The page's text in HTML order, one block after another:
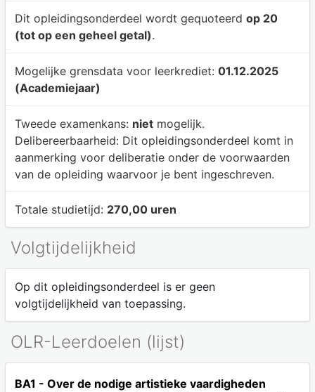
Dit opleidingsonderdeel wordt gequoteerd op 20
(tot op een geheel getal).
Mogelijke grensdata voor leerkrediet: 01.12.2025
(Academiejaar)
Tweede examenkans: nietmogelijk.
Delibereerbaarheid: Dit opleidingsonderdeel komt in
aanmerking voor deliberatie onder de voorwaarden
van de opleiding waarvoor je bent ingeschreven.
Totale studietijd: 270,00 uren
Volgtijdelijkheid
Op dit opleidingsonderdeel is er geen
volgtijdelijkheid van toepassing.
OLR-Leerdoelen (lijst)
BA1 - Over de nodige artistieke vaardigheden